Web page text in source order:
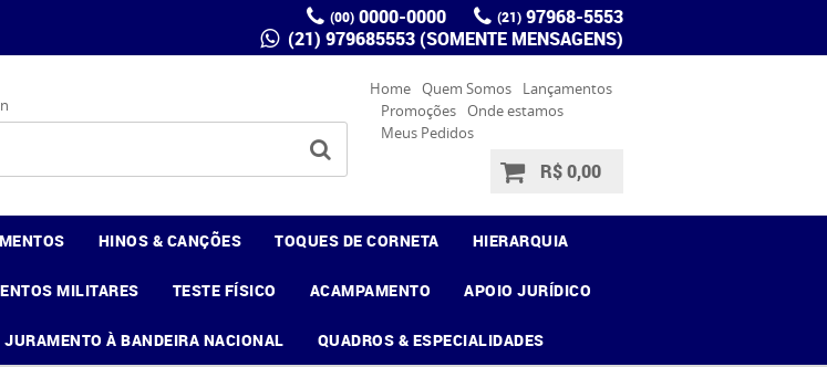
(00) 0000-0000 (21) 97968-5553
(21) 979685553 (SOMENTE MENSAGENS)
Home Quem Somos
Lançamentos
Promoções Onde estamos
Meus Pedidos
R$ 0,00
HINOS & CANÇÕES TOQUES DE CORNETA HIERARQUIA
MILITARES TESTE FÍSICO ACAMPAMENTO APOIO JURÍDICO
JURAMENTO À BANDEIRA NACIONAL QUADROS & ESPECIALIDADES